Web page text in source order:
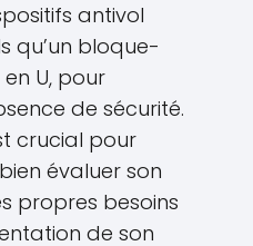
antivol
qu’un bloque-
U, pour
de sécurité.
crucial pour
évaluer son
propres besoins
de son